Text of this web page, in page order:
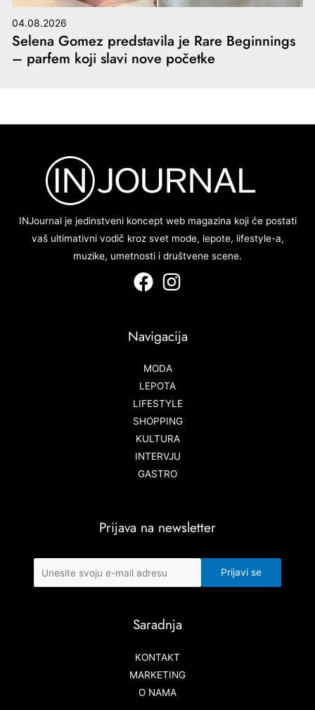
04.08.2026
Selena Gomez predstavila je Rare Beginnings
– parfem koji slavi nove početke
INJournal je jedinstveni koncept web magazina koji će postati
vaš ultimativni vodič kroz svet mode, lepote, lifestyle-a,
muzike, umetnosti i društvene scene.
Navigacija
MODA
LEPOTA
LIFESTYLE
SHOPPING
KULTURA
INTERVJU
GASTRO
Prijava na newsletter
Saradnja
KONTAKT
MARKETING
O NAMA